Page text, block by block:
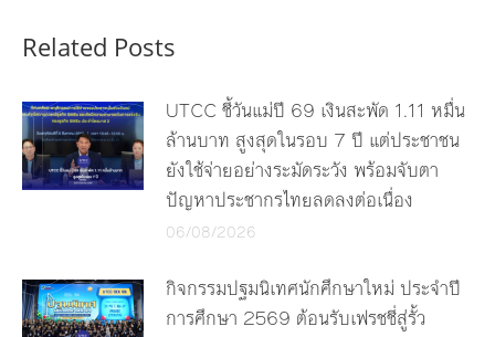
Related Posts
UTCC ชี้วันแม่ปี 69 เงินสะพัด 1.11 หมื่น
ล้านบาท สูงสุดในรอบ 7 ปี แต่ประชาชน
ยังใช้จ่ายอย่างระมัดระวัง พร้อมจับตา
ปัญหาประชากรไทยลดลงต่อเนื่อง
06/08/2026
กิจกรรมปฐมนิเทศนักศึกษาใหม่ ประจำปี
การศึกษา 2569 ต้อนรับเฟรชชี่สู่รั้ว